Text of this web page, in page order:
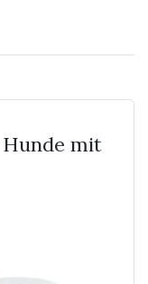
mit